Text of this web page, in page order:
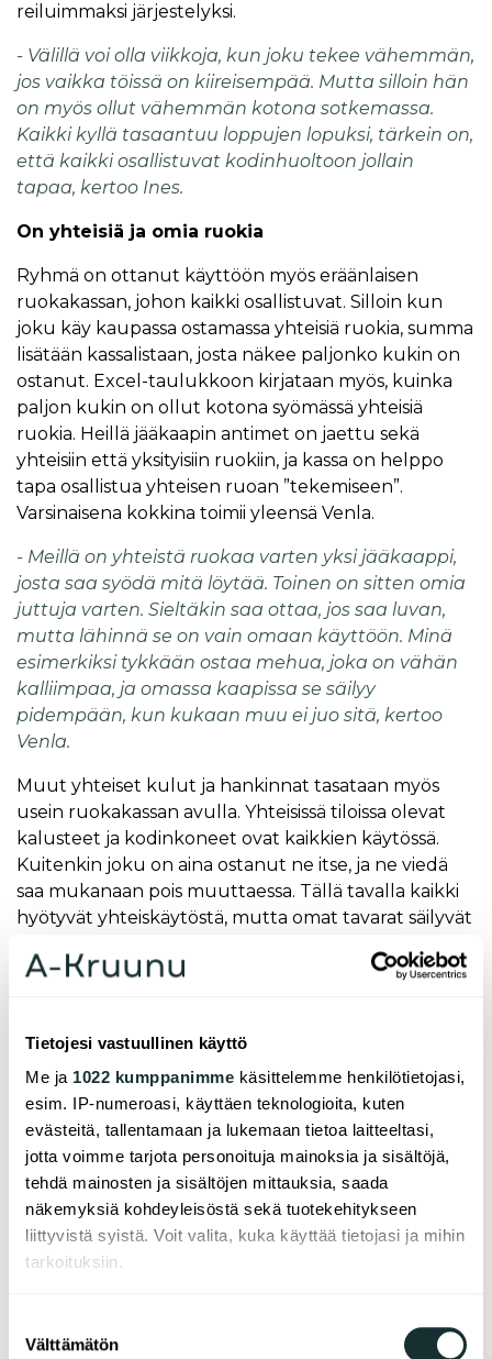
Tietojesi vastuullinen käyttö
Me ja 1022 kumppanimme käsittelemme henkilötietojasi,
esim. IP-numeroasi, käyttäen teknologioita, kuten
evästeitä, tallentamaan ja lukemaan tietoa laitteeltasi,
jotta voimme tarjota personoituja mainoksia ja sisältöjä,
tehdä mainosten ja sisältöjen mittauksia, saada
näkemyksiä kohdeyleisöstä sekä tuotekehitykseen
liittyvistä syistä. Voit valita, kuka käyttää tietojasi ja mihin
tarkoituksiin.
Kerätä tietoja maantieteellisestä sijainnistasi,
valinta
Välttämätön
reiluimmaksi järjestelyksi.
- Välillä voi olla viikkoja, kun joku tekee vähemmän,
jos vaikka töissä on kiireisempää. Mutta silloin hän
on myös ollut vähemmän kotona sotkemassa.
Kaikki kyllä tasaantuu loppujen lopuksi, tärkein on,
että kaikki osallistuvat kodinhuoltoon jollain
tapaa, kertoo Ines.
On yhteisiä ja omia ruokia
Ryhmä on ottanut käyttöön myös eräänlaisen
ruokakassan, johon kaikki osallistuvat. Silloin kun
joku käy kaupassa ostamassa yhteisiä ruokia, summa
lisätään kassalistaan, josta näkee paljonko kukin on
ostanut. Excel-taulukkoon kirjataan myös, kuinka
paljon kukin on ollut kotona syömässä yhteisiä
ruokia. Heillä jääkaapin antimet on jaettu sekä
yhteisiin että yksityisiin ruokiin, ja kassa on helppo
tapa osallistua yhteisen ruoan ”tekemiseen”.
Varsinaisena kokkina toimii yleensä Venla.
- Meillä on yhteistä ruokaa varten yksi jääkaappi,
josta saa syödä mitä löytää. Toinen on sitten omia
juttuja varten. Sieltäkin saa ottaa, jos saa luvan,
mutta lähinnä se on vain omaan käyttöön. Minä
esimerkiksi tykkään ostaa mehua, joka on vähän
kalliimpaa, ja omassa kaapissa se säilyy
pidempään, kun kukaan muu ei juo sitä, kertoo
Venla.
Muut yhteiset kulut ja hankinnat tasataan myös
usein ruokakassan avulla. Yhteisissä tiloissa olevat
kalusteet ja kodinkoneet ovat kaikkien käytössä.
Kuitenkin joku on aina ostanut ne itse, ja ne viedä
saa mukanaan pois muuttaessa. Tällä tavalla kaikki
hyötyvät yhteiskäytöstä, mutta omat tavarat säilyvät
Kämppikset ovat pitkälti samasta kaveriporukasta,
joten illanistujaiset ovat usein yhteisiä kaikille. Vaikka
joku kutsuisi muita omia ystäviä kylään, päätyvät
kaikki usein osallistumaan juhliin.
- Yleensä me päädymme kaikki vaikka
pelaamaan yhdessä tai istumaan iltaa. Kuitenkin
aina on jokaisella mahdollisuus sanoa, jos haluaa
pitää illan vain omien kavereiden kanssa. Myös
yksittäisten kavereiden tuominen asuntoon hoituu
vain kohtelias ilmoitus muille, että joku tulee